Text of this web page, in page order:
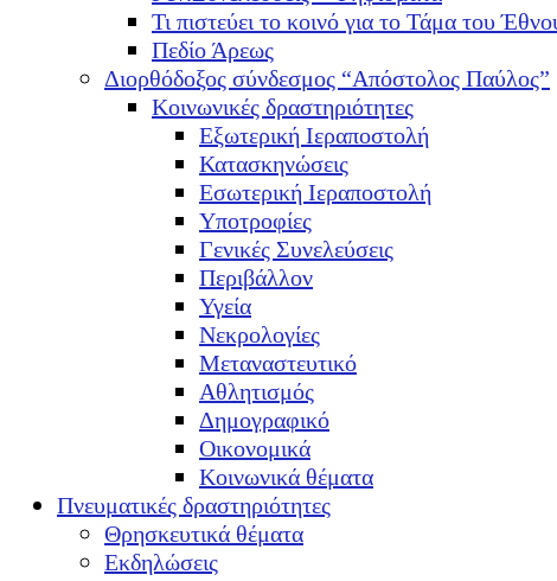
Τι πιστεύει το κοινό για το Τάμα του
Πεδίο Άρεως
Διορθόδοξος σύνδεσμος “Απόστολος Παύλος”
Κοινωνικές δραστηριότητες
Εξωτερική Ιεραποστολή
Κατασκηνώσεις
Εσωτερική Ιεραποστολή
Υποτροφίες
Γενικές Συνελεύσεις
Περιβάλλον
Υγεία
Νεκρολογίες
Μεταναστευτικό
Αθλητισμός
Δημογραφικό
Οικονομικά
Κοινωνικά θέματα
Πνευματικές δραστηριότητες
Θρησκευτικά θέματα
Εκδηλώσεις